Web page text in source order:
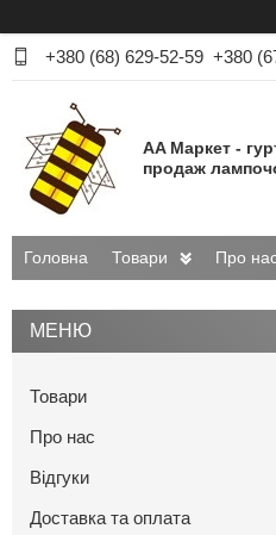
+380 (68) 629-52-59 +380
AA Маркет -
продаж
Головна Товари Про
Товари
Про нас
Відгуки
Доставка та оплата